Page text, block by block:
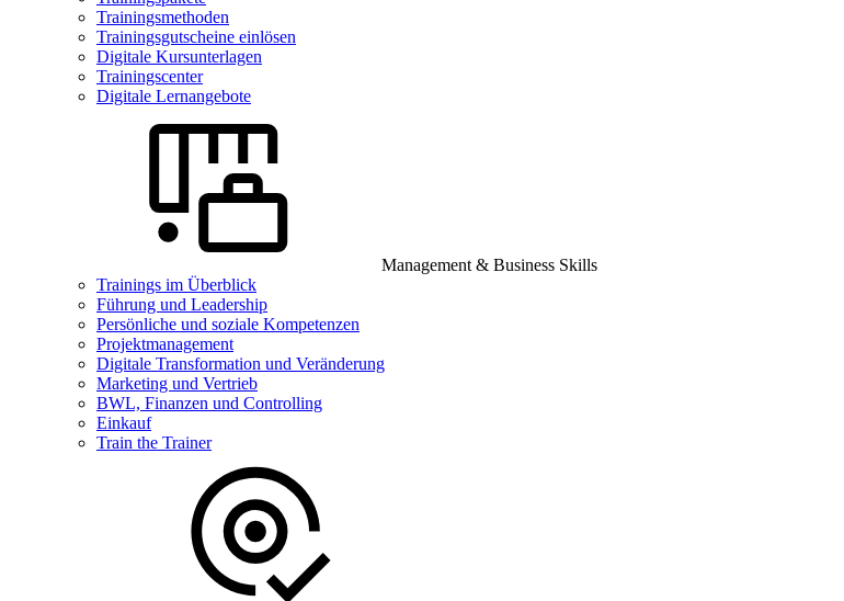
Trainingsmethoden
Trainingsgutscheine einlösen
Digitale Kursunterlagen
Trainingscenter
Digitale Lernangebote
Management & Business Skills
Trainings im Überblick
Führung und Leadership
Persönliche und soziale Kompetenzen
Projektmanagement
Digitale Transformation und Veränderung
Marketing und Vertrieb
BWL, Finanzen und Controlling
Einkauf
Train the Trainer